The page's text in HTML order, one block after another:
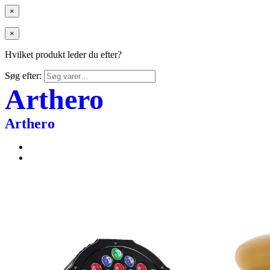
×
×
Hvilket produkt leder du efter?
Søg efter:
Arthero
Arthero